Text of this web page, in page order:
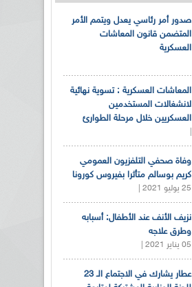
صدور أمر رئاسي يعدل ويتمم الأمر
المتضمن قانون المعاشات
العسكرية
المعاشات العسكرية : تسوية نهائية
لانشغالات المستخدمين
العسكريين خلال مرحلة الطوارئ
وفاة صحفي التلفزيون العمومي
كريم بوسالم متأثرا بفيروس كورونا
25 يوليو 2021 |
نزيف الأنف عند الأطفال: أسبابه
وطرق علاجه
05 يناير 2021 |
عطار يشارك في الاجتماع الـ 23